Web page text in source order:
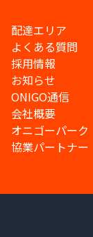
配達エリア
よくある質問
採用情報
お知らせ
ONIGO通信
会社概要
オニゴーパーク
協業パートナー